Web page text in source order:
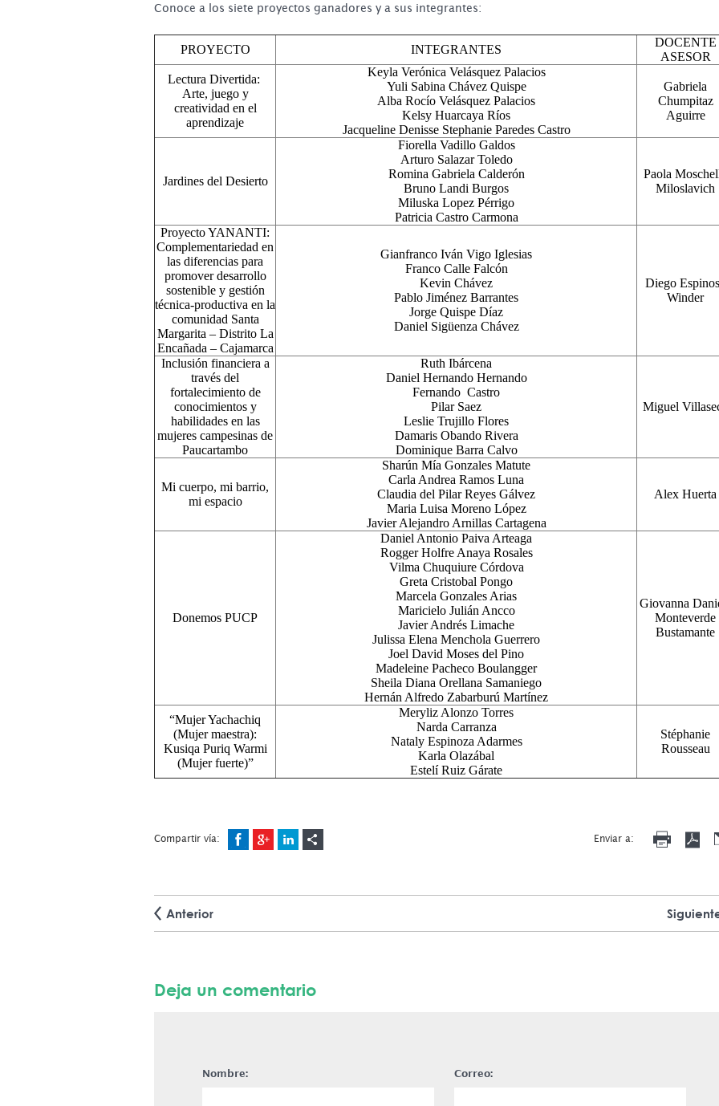
Conoce a los siete proyectos ganadores y a sus integrantes:
PROYECTO INTEGRANTES
DOCENTE
ASESOR
Lectura Divertida:
Arte, juego y
creatividad en el
aprendizaje
Keyla Verónica Velásquez Palacios
Yuli Sabina Chávez Quispe
Alba Rocío Velásquez Palacios
Kelsy Huarcaya Ríos
Jacqueline Denisse Stephanie Paredes Castro
Gabriela
Chumpitaz
Aguirre
Jardines del Desierto
Fiorella Vadillo Galdos
Arturo Salazar Toledo
Romina Gabriela Calderón
Bruno Landi Burgos
Miluska Lopez Pérrigo
Patricia Castro Carmona
Paola
Miloslavich
Proyecto YANANTI:
Complementariedad en
las diferencias para
promover desarrollo
sostenible y gestión
técnica-productiva en la
comunidad Santa
Margarita – Distrito La
Encañada – Cajamarca
Gianfranco Iván Vigo Iglesias
Franco Calle Falcón
Kevin Chávez
Pablo Jiménez Barrantes
Jorge Quispe Díaz
Daniel Sigüenza Chávez
Diego
Winder
Inclusión financiera a
través del
fortalecimiento de
conocimientos y
habilidades en las
mujeres campesinas de
Paucartambo
Ruth Ibárcena
Daniel Hernando Hernando
Fernando Castro
Pilar Saez
Leslie Trujillo Flores
Damaris Obando Rivera
Dominique Barra Calvo
Miguel
Mi cuerpo, mi barrio,
mi espacio
Sharún Mía Gonzales Matute
Carla Andrea Ramos Luna
Claudia del Pilar Reyes Gálvez
Maria Luisa Moreno López
Javier Alejandro Arnillas Cartagena
Alex Huerta
Donemos PUCP
Daniel Antonio Paiva Arteaga
Rogger Holfre Anaya Rosales
Vilma Chuquiure Córdova
Greta Cristobal Pongo
Marcela Gonzales Arias
Maricielo Julián Ancco
Javier Andrés Limache
Julissa Elena Menchola Guerrero
Joel David Moses del Pino
Madeleine Pacheco Boulangger
Sheila Diana Orellana Samaniego
Hernán Alfredo Zabarburú Martínez
Giovanna
Monteverde
Bustamante
“Mujer Yachachiq
(Mujer maestra):
Kusiqa Puriq Warmi
(Mujer fuerte)”
Meryliz Alonzo Torres
Narda Carranza
Nataly Espinoza Adarmes
Karla Olazábal
Estelí Ruiz Gárate
Stéphanie
Rousseau
Compartir vía: Enviar a:
Anterior
Deja un comentario
Nombre: Correo: